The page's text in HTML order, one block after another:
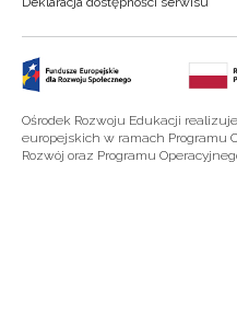
Ośrodek Rozwoju Edukacji
europejskich w ramach Programu
Rozwój oraz Programu